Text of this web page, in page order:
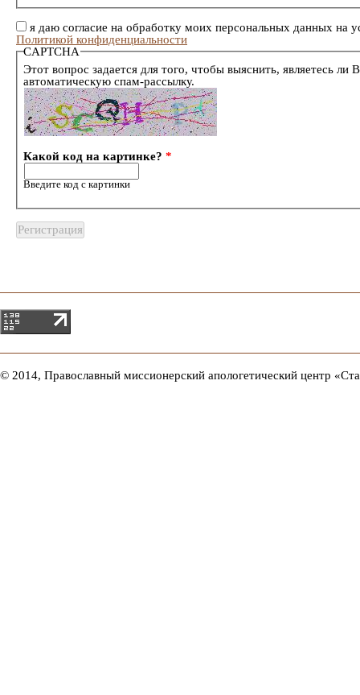
я даю согласие на обработку моих персональных данных на
Политикой конфиденциальности
CAPTCHA
Этот вопрос задается для того, чтобы выяснить, являетесь ли
автоматическую спам-рассылку.
Какой код на картинке?*
Введите код с картинки
© 2014, Православный миссионерский апологетический центр